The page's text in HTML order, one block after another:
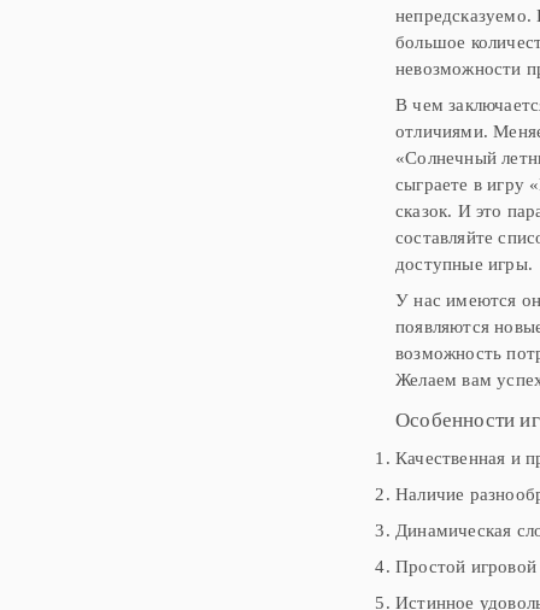
большое
невозможности
В чем
отличиями.
«Солнечный
сыграете в игру
сказок. И это
составляйте
доступные игры.
У нас имеются
появляются
возможность
Желаем вам
Особенности
Качественная и
Наличие
Динамическая
Простой игровой
Истинное